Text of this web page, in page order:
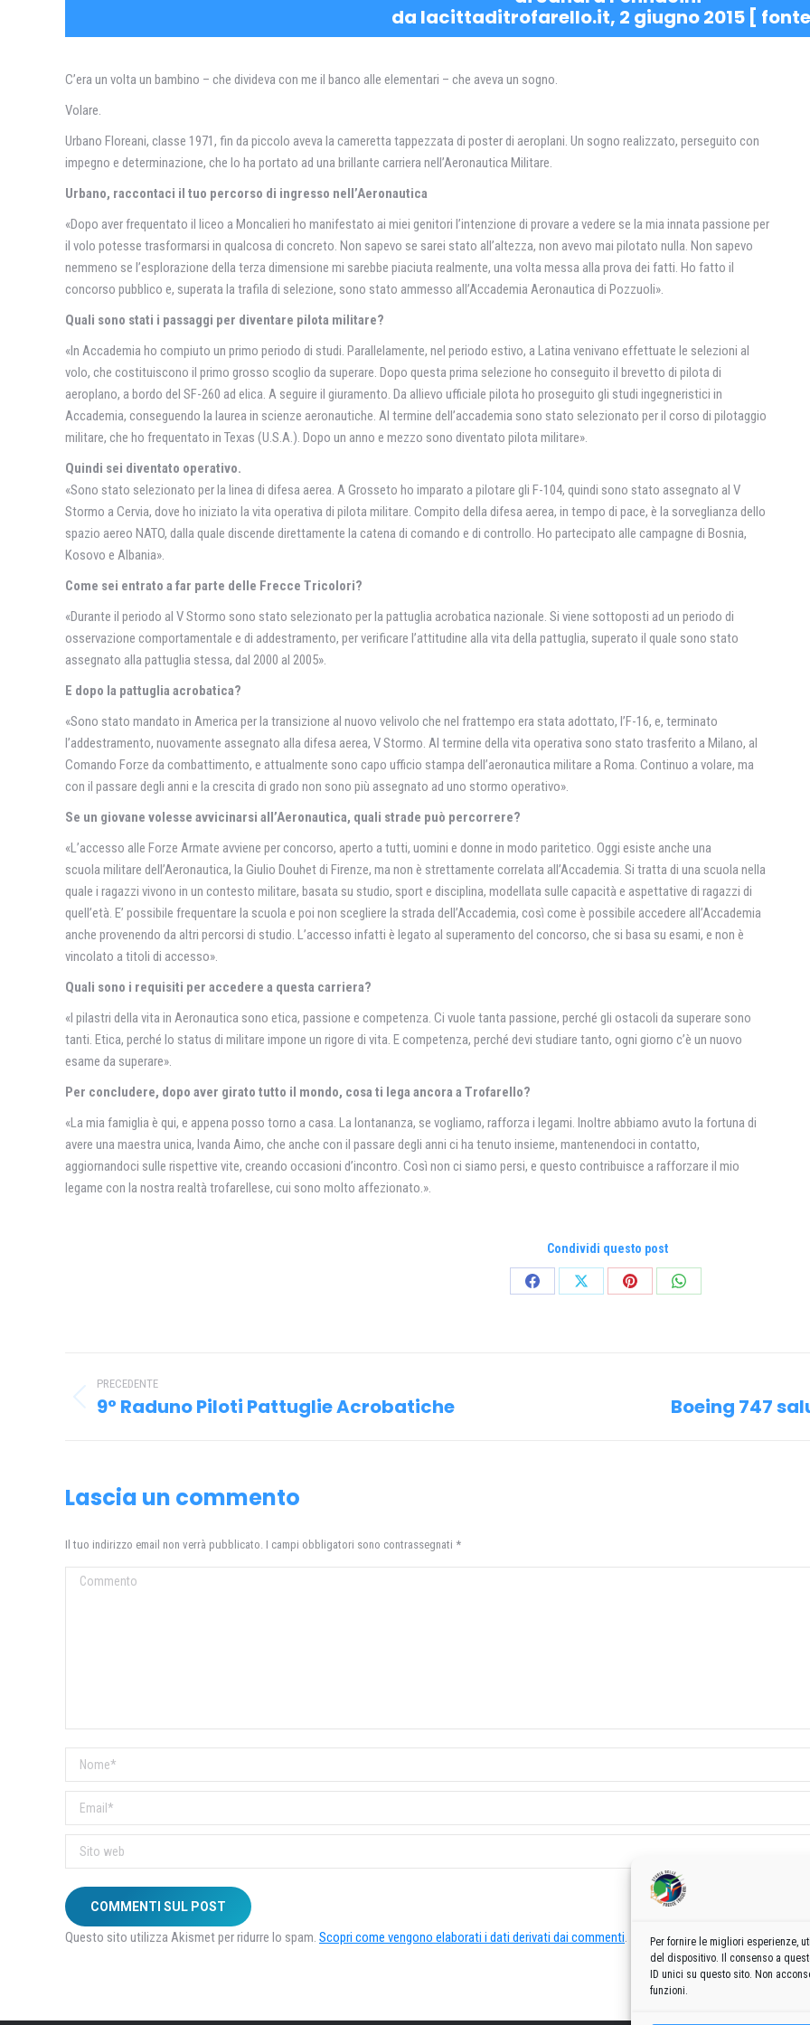
Per fornire le migliori esperienze,
del dispositivo. Il consenso a
ID unici su questo sito. Non
funzioni.
da lacittaditrofarello.it, 2 giugno 2015 [ fonte
C’era un volta un bambino – che divideva con me il banco alle elementari – che aveva un sogno.
Volare.
Urbano Floreani, classe 1971, fin da piccolo aveva la cameretta tappezzata di poster di aeroplani. Un sogno realizzato, perseguito con
impegno e determinazione, che lo ha portato ad una brillante carriera nell’Aeronautica Militare.
Urbano, raccontaci il tuo percorso di ingresso nell’Aeronautica
«Dopo aver frequentato il liceo a Moncalieri ho manifestato ai miei genitori l’intenzione di provare a vedere se la mia innata passione per
il volo potesse trasformarsi in qualcosa di concreto. Non sapevo se sarei stato all’altezza, non avevo mai pilotato nulla. Non sapevo
nemmeno se l’esplorazione della terza dimensione mi sarebbe piaciuta realmente, una volta messa alla prova dei fatti. Ho fatto il
concorso pubblico e, superata la trafila di selezione, sono stato ammesso all’Accademia Aeronautica di Pozzuoli».
Quali sono stati i passaggi per diventare pilota militare?
«In Accademia ho compiuto un primo periodo di studi. Parallelamente, nel periodo estivo, a Latina venivano effettuate le selezioni al
volo, che costituiscono il primo grosso scoglio da superare. Dopo questa prima selezione ho conseguito il brevetto di pilota di
aeroplano, a bordo del SF-260 ad elica. A seguire il giuramento. Da allievo ufficiale pilota ho proseguito gli studi ingegneristici in
Accademia, conseguendo la laurea in scienze aeronautiche. Al termine dell’accademia sono stato selezionato per il corso di pilotaggio
militare, che ho frequentato in Texas (U.S.A.). Dopo un anno e mezzo sono diventato pilota militare».
Quindi sei diventato operativo.
«Sono stato selezionato per la linea di difesa aerea. A Grosseto ho imparato a pilotare gli F-104, quindi sono stato assegnato al V
Stormo a Cervia, dove ho iniziato la vita operativa di pilota militare. Compito della difesa aerea, in tempo di pace, è la sorveglianza dello
spazio aereo NATO, dalla quale discende direttamente la catena di comando e di controllo. Ho partecipato alle campagne di Bosnia,
Kosovo e Albania».
Come sei entrato a far parte delle Frecce Tricolori?
«Durante il periodo al V Stormo sono stato selezionato per la pattuglia acrobatica nazionale. Si viene sottoposti ad un periodo di
osservazione comportamentale e di addestramento, per verificare l’attitudine alla vita della pattuglia, superato il quale sono stato
assegnato alla pattuglia stessa, dal 2000 al 2005».
E dopo la pattuglia acrobatica?
«Sono stato mandato in America per la transizione al nuovo velivolo che nel frattempo era stata adottato, l’F-16, e, terminato
l’addestramento, nuovamente assegnato alla difesa aerea, V Stormo. Al termine della vita operativa sono stato trasferito a Milano, al
Comando Forze da combattimento, e attualmente sono capo ufficio stampa dell’aeronautica militare a Roma. Continuo a volare, ma
con il passare degli anni e la crescita di grado non sono più assegnato ad uno stormo operativo».
Se un giovane volesse avvicinarsi all’Aeronautica, quali strade può percorrere?
«L’accesso alle Forze Armate avviene per concorso, aperto a tutti, uomini e donne in modo paritetico. Oggi esiste anche una
scuola militare dell’Aeronautica, la Giulio Douhet di Firenze, ma non è strettamente correlata all’Accademia. Si tratta di una scuola nella
quale i ragazzi vivono in un contesto militare, basata su studio, sport e disciplina, modellata sulle capacità e aspettative di ragazzi di
quell’età. E’ possibile frequentare la scuola e poi non scegliere la strada dell’Accademia, così come è possibile accedere all’Accademia
anche provenendo da altri percorsi di studio. L’accesso infatti è legato al superamento del concorso, che si basa su esami, e non è
vincolato a titoli di accesso».
Quali sono i requisiti per accedere a questa carriera?
«I pilastri della vita in Aeronautica sono etica, passione e competenza. Ci vuole tanta passione, perché gli ostacoli da superare sono
tanti. Etica, perché lo status di militare impone un rigore di vita. E competenza, perché devi studiare tanto, ogni giorno c’è un nuovo
esame da superare».
Per concludere, dopo aver girato tutto il mondo, cosa ti lega ancora a Trofarello?
«La mia famiglia è qui, e appena posso torno a casa. La lontananza, se vogliamo, rafforza i legami. Inoltre abbiamo avuto la fortuna di
avere una maestra unica, Ivanda Aimo, che anche con il passare degli anni ci ha tenuto insieme, mantenendoci in contatto,
aggiornandoci sulle rispettive vite, creando occasioni d’incontro. Così non ci siamo persi, e questo contribuisce a rafforzare il mio
legame con la nostra realtà trofarellese, cui sono molto affezionato.».
Condividi questo post
CondividiCondividiCondividiCondividi
Naviga
traPRECEDENTE
Post
9° Raduno Piloti Pattuglie Acrobatiche
ProssimoBoeing 747
Lascia un commento
Il tuo indirizzo email non verrà pubblicato. I campi obbligatori sono contrassegnati *
Commento
Nome *
Email *
Sito web
COMMENTI SUL POST
Questo sito utilizza Akismet per ridurre lo spam. Scopri come vengono elaborati i dati derivati dai commenti.